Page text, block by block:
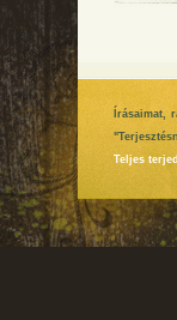
Írásaimat,
Teljes